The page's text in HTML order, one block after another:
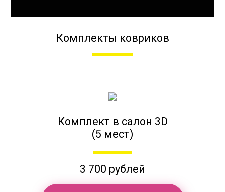
Комплекты ковриков
Комплект в салон 3D
(5 мест)
3 700 рублей